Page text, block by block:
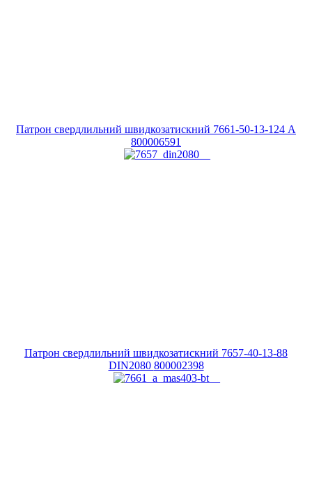
Патрон свердлильний швидкозатискний 7661-50-13-124 A
800006591
Патрон свердлильний швидкозатискний 7657-40-13-88
DIN2080 800002398